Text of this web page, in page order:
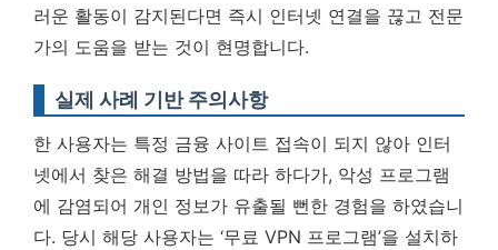
러운 활동이 감지된다면 즉시 인터넷 연결을 끊고 전문
가의 도움을 받는 것이 현명합니다.
실제 사례 기반 주의사항
한 사용자는 특정 금융 사이트 접속이 되지 않아 인터
넷에서 찾은 해결 방법을 따라 하다가, 악성 프로그램
에 감염되어 개인 정보가 유출될 뻔한 경험을 하였습니
다. 당시 해당 사용자는 ‘무료 VPN 프로그램’을 설치하